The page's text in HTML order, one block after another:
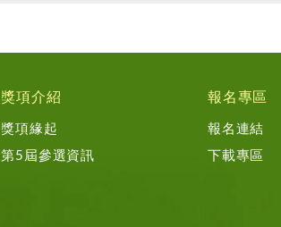
獎項介紹
獎項緣起
第5屆參選資訊
報名專區
報名連結
下載專區